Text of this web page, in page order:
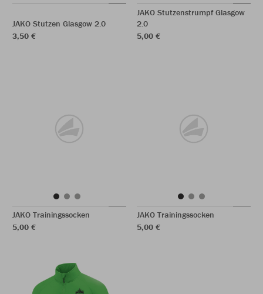
JAKO Stutzen Glasgow 2.0
3,50 €
JAKO Stutzenstrumpf Glasgow
2.0
5,00 €
JAKO Trainingssocken
5,00 €
JAKO Trainingssocken
5,00 €